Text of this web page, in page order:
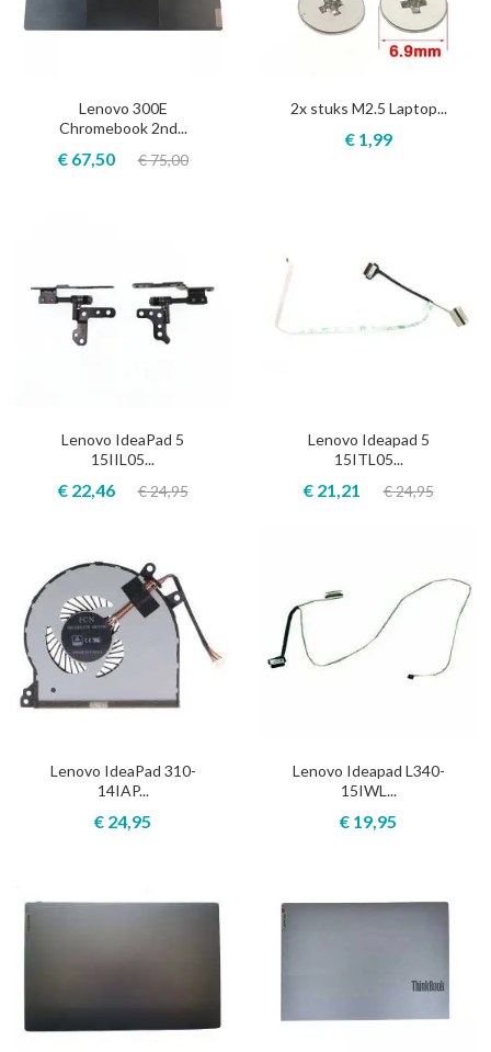
Lenovo 300E
Chromebook 2nd...
€ 67,50 € 75,00
2x stuks M2.5 Laptop...
€ 1,99
Lenovo IdeaPad 5
15IIL05...
€ 22,46 € 24,95
Lenovo Ideapad 5
15ITL05...
€ 21,21 € 24,95
Lenovo IdeaPad 310-
14IAP...
€ 24,95
Lenovo Ideapad L340-
15IWL...
€ 19,95